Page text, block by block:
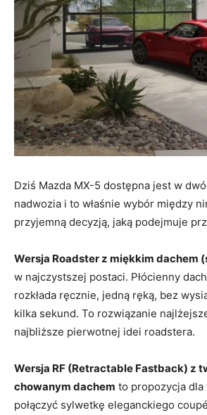
Dziś Mazda MX-5 dostępna jest w
nadwozia i to właśnie wybór między
przyjemną decyzją, jaką podejmuje
Wersja Roadster z miękkim dachem
w najczystszej postaci. Płócienny
rozkłada ręcznie, jedną ręką, bez
kilka sekund. To rozwiązanie
najbliższe pierwotnej idei roadstera.
Wersja RF (Retractable Fastback) z
chowanym dachem to propozycja
połączyć sylwetkę eleganckiego